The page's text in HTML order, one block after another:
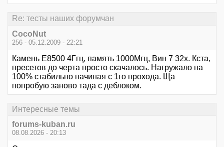
Re: тесты наших форумчан
CocoNut
256 - 05.12.2009 - 22:21
Камень Е8500 4Ггц, память 1000Мгц, Вин 7 32х. Кста,
пресетов до черта просто скачалось. Нагружало на
100% стабильно начиная с 1го прохода. Ща
попробую заново тада с деблоком.
Интересные темы
forums-kuban.ru
08.08.2026 - 20:13